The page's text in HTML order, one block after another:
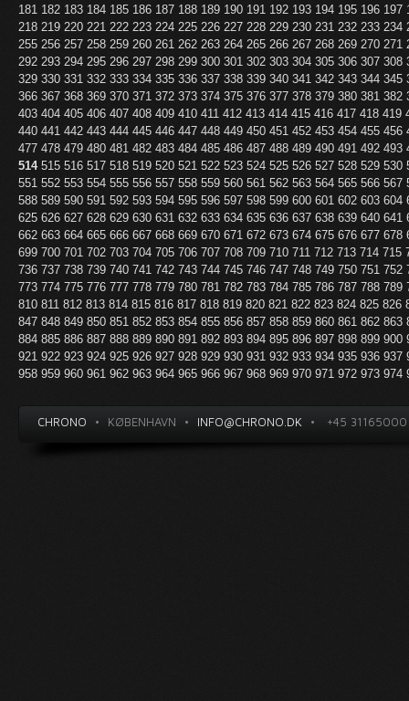
181 182 183 184 185 186 187 188 189 190 191 192 193 194 195 196 197
218 219 220 221 222 223 224 225 226 227 228 229 230 231 232 233 234
255 256 257 258 259 260 261 262 263 264 265 266 267 268 269 270 271
292 293 294 295 296 297 298 299 300 301 302 303 304 305 306 307 308
329 330 331 332 333 334 335 336 337 338 339 340 341 342 343 344 345
366 367 368 369 370 371 372 373 374 375 376 377 378 379 380 381 382
403 404 405 406 407 408 409 410 411 412 413 414 415 416 417 418 419
440 441 442 443 444 445 446 447 448 449 450 451 452 453 454 455 456
477 478 479 480 481 482 483 484 485 486 487 488 489 490 491 492 493
514 515 516 517 518 519 520 521 522 523 524 525 526 527 528 529 530
551 552 553 554 555 556 557 558 559 560 561 562 563 564 565 566 567
588 589 590 591 592 593 594 595 596 597 598 599 600 601 602 603 604
625 626 627 628 629 630 631 632 633 634 635 636 637 638 639 640 641
662 663 664 665 666 667 668 669 670 671 672 673 674 675 676 677 678
699 700 701 702 703 704 705 706 707 708 709 710 711 712 713 714 715
736 737 738 739 740 741 742 743 744 745 746 747 748 749 750 751 752
773 774 775 776 777 778 779 780 781 782 783 784 785 786 787 788 789
810 811 812 813 814 815 816 817 818 819 820 821 822 823 824 825 826
847 848 849 850 851 852 853 854 855 856 857 858 859 860 861 862 863
884 885 886 887 888 889 890 891 892 893 894 895 896 897 898 899 900
921 922 923 924 925 926 927 928 929 930 931 932 933 934 935 936 937
958 959 960 961 962 963 964 965 966 967 968 969 970 971 972 973 974
CHRONO • KØBENHAVN • INFO@CHRONO.DK • +45 31165000